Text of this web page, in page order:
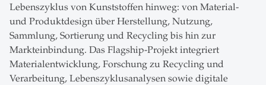
Lebenszyklus von Kunststoffen hinweg: von Material-
und Produktdesign über Herstellung, Nutzung,
Sammlung, Sortierung und Recycling bis hin zur
Markteinbindung. Das Flagship-Projekt integriert
Materialentwicklung, Forschung zu Recycling und
Verarbeitung, Lebenszyklusanalysen sowie digitale